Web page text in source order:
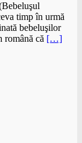
timp în urmă
bebeluşilor
română că […]